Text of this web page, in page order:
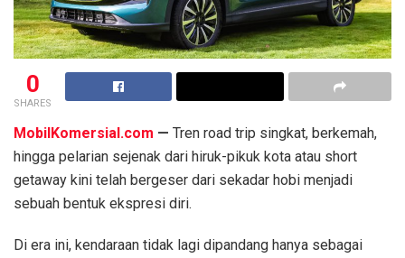
0
SHARES
MobilKomersial.com — Tren road trip singkat, berkemah,
hingga pelarian sejenak dari hiruk-pikuk kota atau short
getaway kini telah bergeser dari sekadar hobi menjadi
sebuah bentuk ekspresi diri.
Di era ini, kendaraan tidak lagi dipandang hanya sebagai